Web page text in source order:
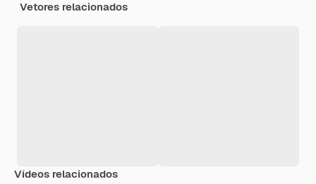
Vetores relacionados
Vídeos relacionados